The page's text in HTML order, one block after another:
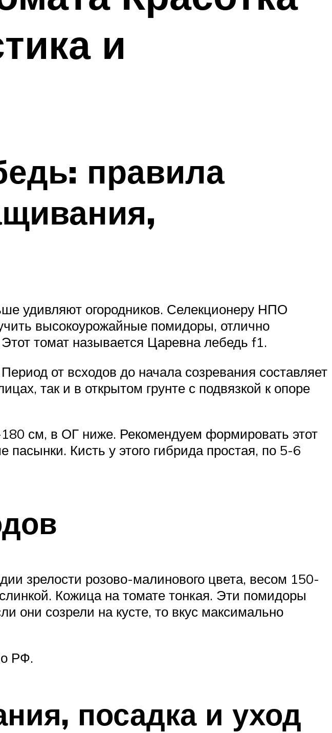
и
правила
удивляют огородников. Селекционеру НПО
высокоурожайные помидоры, отлично
томат называется Царевна лебедь f1.
от всходов до начала созревания составляет
так и в открытом грунте с подвязкой к опоре
см, в ОГ ниже. Рекомендуем формировать этот
Кисть у этого гибрида простая, по 5-6
зрелости розово-малинового цвета, весом 150-
Кожица на томате тонкая. Эти помидоры
они созрели на кусте, то вкус максимально
РФ.
посадка и уход